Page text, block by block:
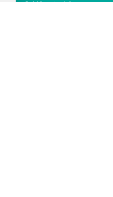
Schlüsselanhänger